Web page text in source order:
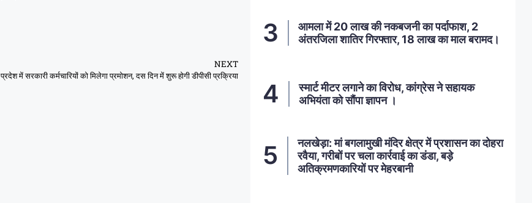
NEXT
प्रदेश में सरकारी कर्मचारियों को मिलेगा प्रमोशन, दस दिन में शुरू होगी डीपीसी प्रक्रिया
आमला में 20 लाख की नकबजनी का पर्दाफाश, 2
अंतरजिला शातिर गिरफ्तार, 18 लाख का माल बरामद।
स्मार्ट मीटर लगाने का विरोध, कांग्रेस ने सहायक
अभियंता को सौंपा ज्ञापन ।
नलखेड़ा: मां बगलामुखी मंदिर क्षेत्र में प्रशासन का दोहरा
रवैया, गरीबों पर चला कार्रवाई का डंडा, बड़े
अतिक्रमणकारियों पर मेहरबानी